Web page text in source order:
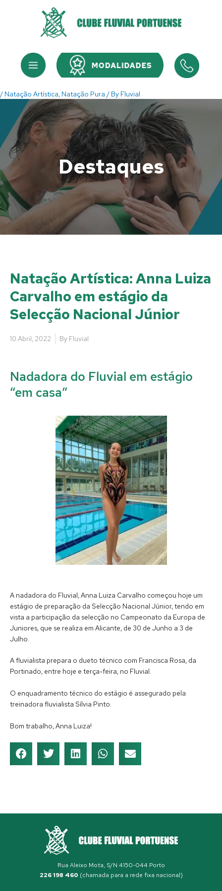
Menu Menu
/ Natação Artística, Natação Pura / By Fluvial
Destaques
Natação Artística: Anna Luiza
Carvalho em estágio da
Selecção Nacional Júnior
10 Abril, 2022 By Fluvial
Nadadora do Fluvial em estágio
“em casa”
A nadadora do Fluvial, Anna Luiza Carvalho começou hoje um
estágio de preparação da Selecção Nacional Júnior, tendo em
vista a participação da selecção no Campeonato da Europa de
Juniores, que se realiza em Alicante, de 30 de Junho a 3 de
Julho.
A fluvialista prepara o dueto técnico com Francisca Rosa, da
Portinado, entre hoje e terça-feira, no Fluvial.
O enquadramento técnico do estágio é assegurado pela
treinadora fluvialista Sílvia Pinto.
Bom trabalho, Anna Luiza!
Rua Aleixo Mota, S/N 4150-044 Porto
226 198 460 (chamada para a rede fixa nacional)